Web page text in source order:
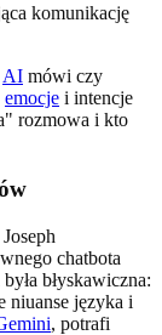
AI mówi czy
emocje i intencje
rozmowa i kto
chatbota
błyskawiczna:
niuanse języka i
, potrafi